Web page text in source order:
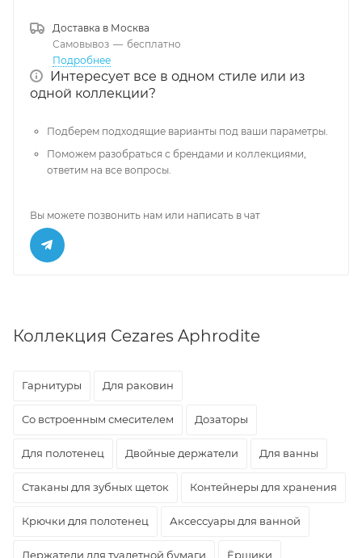
Доставка в Москва
Самовывоз — бесплатно
Подробнее
Интересует все в одном стиле или из
одной коллекции?
Подберем подходящие варианты под ваши параметры.
Поможем разобраться с брендами и коллекциями,
ответим на все вопросы.
Вы можете позвонить нам или написать в чат
Коллекция Cezares Aphrodite
Гарнитуры Для раковин
Со встроенным смесителем Дозаторы
Для полотенец Двойные держатели Для ванны
Стаканы для зубных щеток Контейнеры для хранения
Крючки для полотенец Аксессуары для ванной
Держатели для туалетной бумаги Ёршики